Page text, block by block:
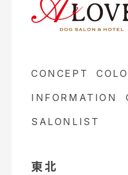
CONCEPT
INFORMATION
SALONLIST
東北